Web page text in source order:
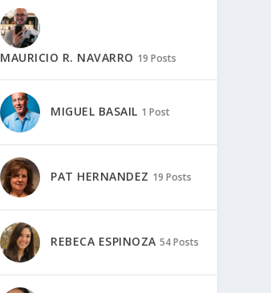
MAURICIO R. NAVARRO 19 Posts
MIGUEL BASAIL 1 Post
PAT HERNANDEZ 19 Posts
REBECA ESPINOZA 54 Posts